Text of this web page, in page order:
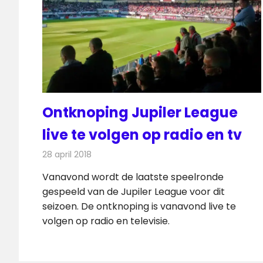
Ontknoping Jupiler League
live te volgen op radio en tv
28 april 2018
Vanavond wordt de laatste speelronde
gespeeld van de Jupiler League voor dit
seizoen. De ontknoping is vanavond live te
volgen op radio en televisie.